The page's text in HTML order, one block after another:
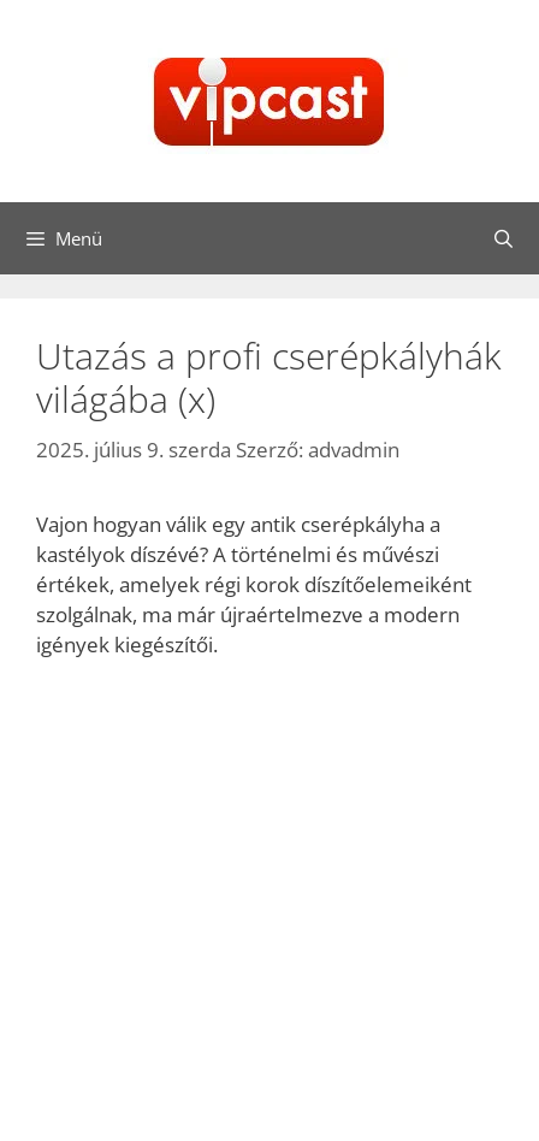
Menü
Utazás a profi cserépkályhák
világába (x)
2025. július 9. szerda Szerző: advadmin
Vajon hogyan válik egy antik cserépkályha a
kastélyok díszévé? A történelmi és művészi
értékek, amelyek régi korok díszítőelemeiként
szolgálnak, ma már újraértelmezve a modern
igények kiegészítői.